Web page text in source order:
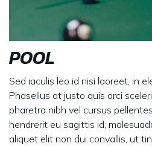
POOL
Sed iaculis leo id nisi laoreet, in
Phasellus at justo quis orci
pharetra nibh vel cursus
hendrerit eu sagittis id,
aliquet elit non dui convallis, ut